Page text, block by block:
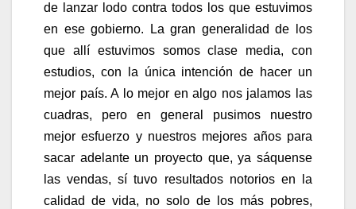
de lanzar lodo contra todos los que estuvimos
en ese gobierno. La gran generalidad de los
que allí estuvimos somos clase media, con
estudios, con la única intención de hacer un
mejor país. A lo mejor en algo nos jalamos las
cuadras, pero en general pusimos nuestro
mejor esfuerzo y nuestros mejores años para
sacar adelante un proyecto que, ya sáquense
las vendas, sí tuvo resultados notorios en la
calidad de vida, no solo de los más pobres,